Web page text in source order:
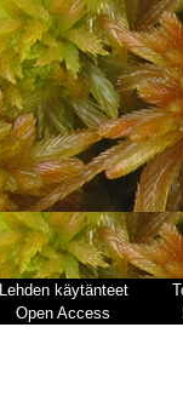
Lehden käytänteet
Open Access